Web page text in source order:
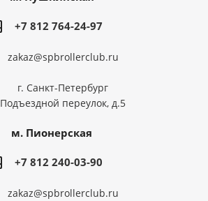
+7 812 764-24-97
zakaz@spbrollerclub.ru
г. Санкт-Петербург
Подъездной переулок, д.5
м. Пионерская
+7 812 240-03-90
zakaz@spbrollerclub.ru